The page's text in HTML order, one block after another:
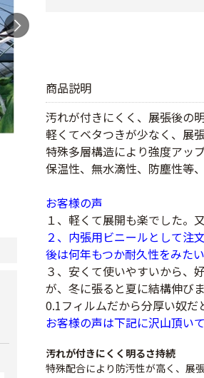
商品説明
汚れが付きにくく、展張後の
軽くてベタつきが少なく、展
特殊多層構造により強度アッ
保温性、無水滴性、防塵性等
お客様の声
１、軽くて展開も楽でした。
２、内張用ビニールとして注
後は何年もつか耐久性をみた
３、安くて使いやすいから、
が、冬に張ると夏に結構伸び
0.1フィルムだから分厚い奴だ
お客様の声は下記に沢山頂い
汚れが付きにくく明るさ持続
特殊配合により防汚性が高く、展